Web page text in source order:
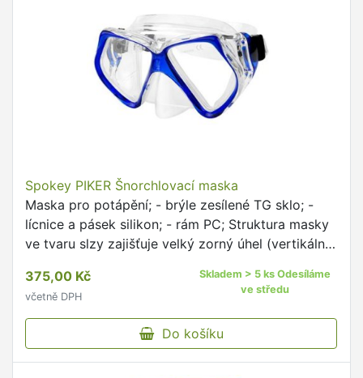
Spokey PIKER Šnorchlovací maska
Maska pro potápění; - brýle zesílené TG sklo; -
lícnice a pásek silikon; - rám PC; Struktura masky
ve tvaru slzy zajišťuje velký zorný úhel (vertikální i
375,00 Kč
včetně DPH
Skladem > 5 ks Odesíláme
ve středu
Do košíku